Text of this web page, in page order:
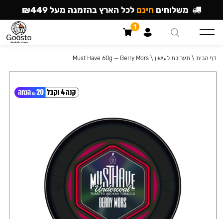
דף הבית \ תערובת לעישון \
Must Have 60g — Berry Mors
משלוחים חינם לכל הארץ בהזמנה מעל ₪449
1